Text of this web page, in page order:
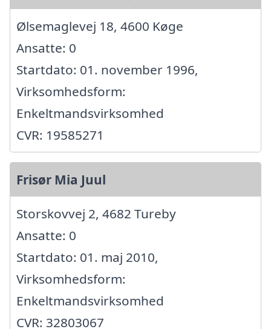
Ølsemaglevej 18, 4600 Køge
Ansatte: 0
Startdato: 01. november 1996,
Virksomhedsform:
Enkeltmandsvirksomhed
CVR: 19585271
Frisør Mia Juul
Storskovvej 2, 4682 Tureby
Ansatte: 0
Startdato: 01. maj 2010,
Virksomhedsform:
Enkeltmandsvirksomhed
CVR: 32803067